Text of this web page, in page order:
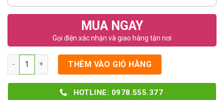
MUA NGAY
Gọi điện xác nhận và giao hàng tận nơi
Số lượng THÊM VÀO GIỎ HÀNG
HOTLINE: 0978.555.377